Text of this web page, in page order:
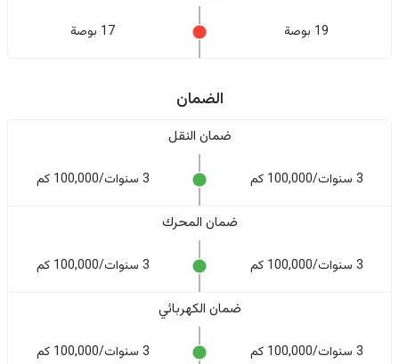
19 بوصة 17 بوصة
الضمان
ضمان النقل
3 سنوات/100,000 كم 3 سنوات/100,000 كم
ضمان المحرك
3 سنوات/100,000 كم 3 سنوات/100,000 كم
ضمان الكهربائي
3 سنوات/100,000 كم 3 سنوات/100,000 كم